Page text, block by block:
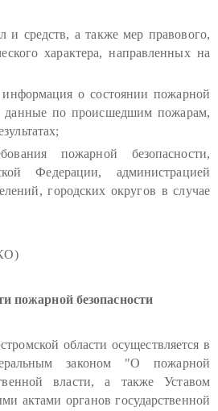
и средств, а также мер правового,
характера, направленных на
о состоянии пожарной
данные по происшедшим пожарам,
пожарной безопасности,
Федерации, администрацией
городских округов в случае
пожарной безопасности
области осуществляется в
законом "О пожарной
власти, а также Уставом
актами органов государственной